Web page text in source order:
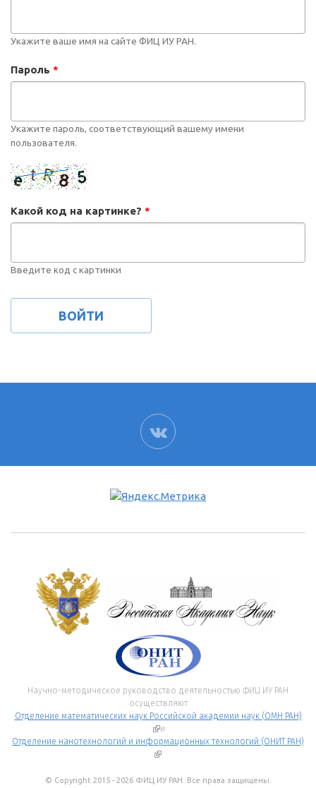
Укажите ваше имя на сайте ФИЦ ИУ РАН.
Пароль *
Укажите пароль, соответствующий вашему имени
пользователя.
Какой код на картинке? *
Введите код с картинки
ВК
Научно-методическое руководство деятельностью ФИЦ ИУ РАН
осуществляют
Отделение математических наук Российской академии наук (ОМН РАН)
(внешняя ссылка)
и
Отделение нанотехнологий и информационных технологий (ОНИТ РАН)
(внешняя ссылка)
.
© Copyright 2015 - 2026 ФИЦ ИУ РАН. Все права защищены.